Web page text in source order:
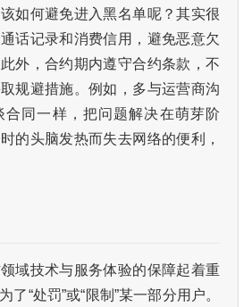
如何避免进入黑名单呢？其实很
话记录和消费信用，避免恶意欠
外，合约期内遵守合约条款，不
规避措施。例如，多与运营商沟
合同一样，把问题解决在萌芽阶
的头脑发热而失去网络的便利，
域技术与服务体验的保障起着重
了“处罚”或“限制”某一部分用户。